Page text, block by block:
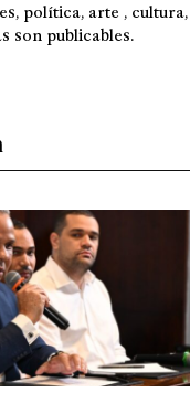
política, arte ,
son publicables.